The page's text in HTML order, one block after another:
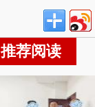
推荐阅读